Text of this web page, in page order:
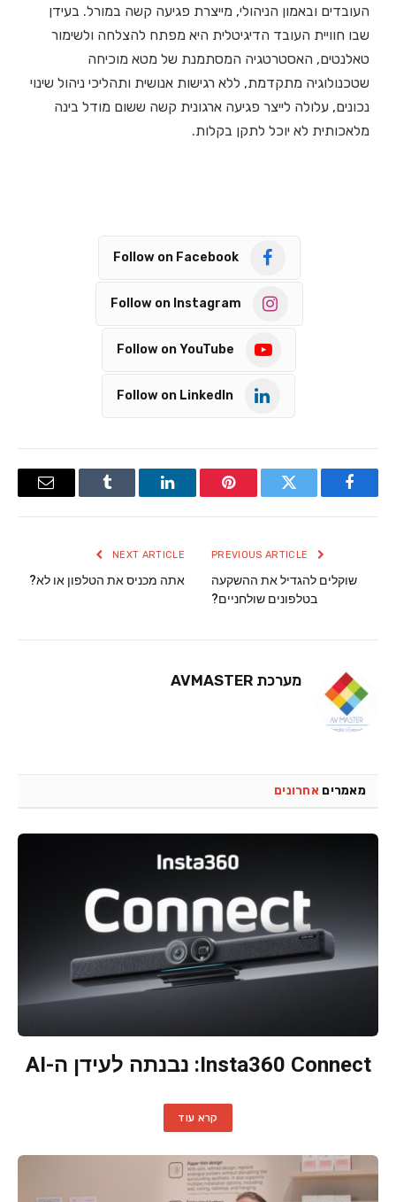
העובדים ובאמון הניהולי, מייצרת פגיעה קשה במורל. בעידן
שבו חוויית העובד הדיגיטלית היא מפתח להצלחה ולשימור
טאלנטים, האסטרטגיה המסתמנת של מטא מוכיחה
שטכנולוגיה מתקדמת, ללא רגישות אנושית ותהליכי ניהול שינוי
נכונים, עלולה לייצר פגיעה ארגונית קשה ששום מודל בינה
מלאכותית לא יוכל לתקן בקלות.
Follow on Facebook
Follow on Instagram
Follow on YouTube
Follow on LinkedIn
Facebook
Twitter
Pinterest
LinkedIn
Tumblr
Email
שוקלים להגדיל את ההשקעה
בטלפונים שולחניים?
NEXT ARTICLE
אתה מכניס את הטלפון או לא?
מערכת AVMASTER
מאמרים אחרונים
Insta360 Connect: נבנתה לעידן ה-AI
קרא עוד